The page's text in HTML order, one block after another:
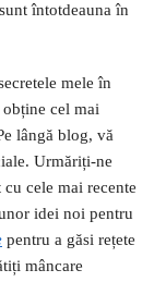
întotdeauna în
mele în
obține cel mai
lângă blog, vă
Urmăriți-ne
cele mai recente
idei noi pentru
pentru a găsi rețete
mâncare